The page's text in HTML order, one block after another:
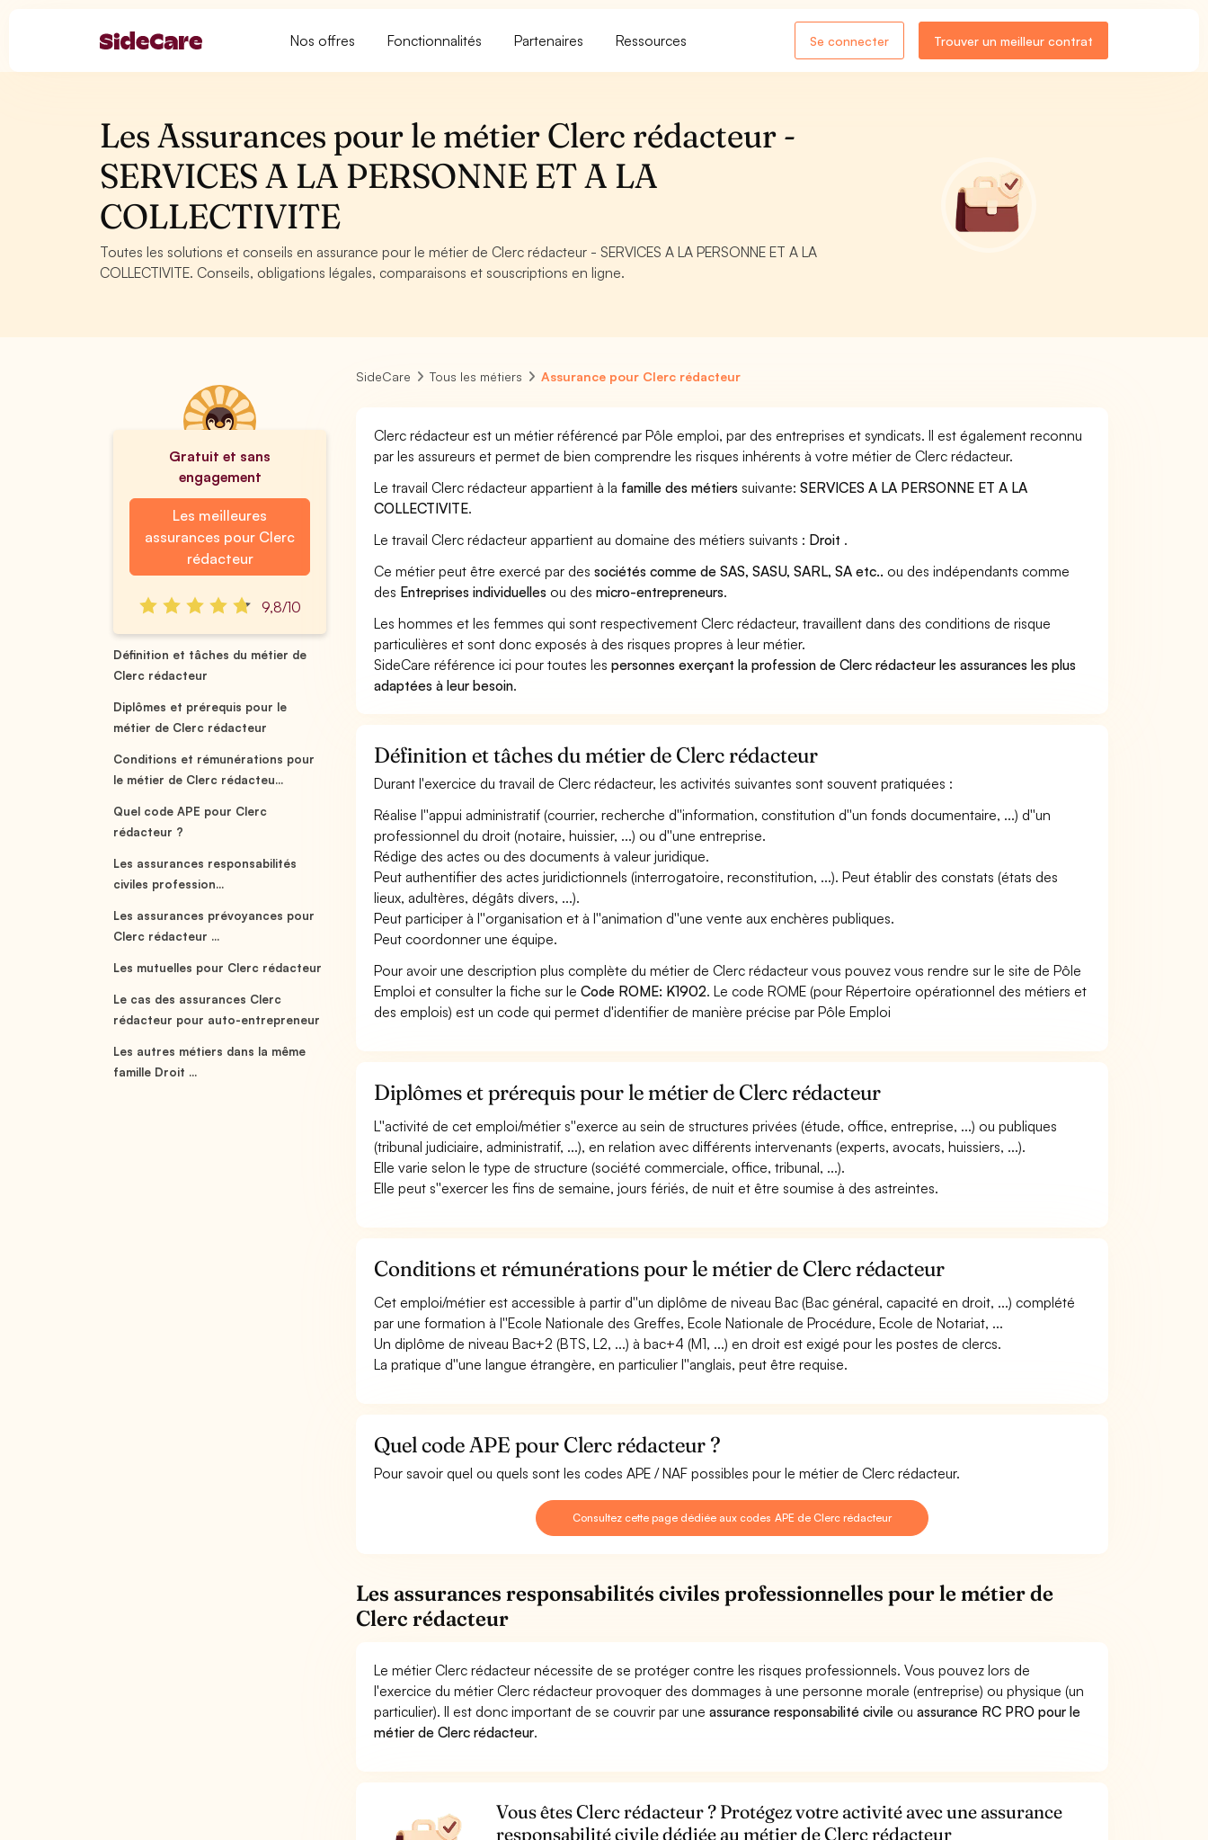
Nos offres Fonctionnalités Partenaires Ressources Se connecter Trouver un meilleur contrat
Les Assurances pour le métier Clerc rédacteur -
SERVICES A LA PERSONNE ET A LA
COLLECTIVITE
Toutes les solutions et conseils en assurance pour le métier de Clerc rédacteur - SERVICES A LA PERSONNE ET A LA
COLLECTIVITE. Conseils, obligations légales, comparaisons et souscriptions en ligne.
Gratuit et sans
engagement
Les meilleures
assurances pour Clerc
rédacteur
9,8/10
Définition et tâches du métier de
Clerc rédacteur
Diplômes et prérequis pour le
métier de Clerc rédacteur
Conditions et rémunérations pour
le métier de Clerc rédacteu...
Quel code APE pour Clerc
rédacteur ?
Les assurances responsabilités
civiles profession...
Les assurances prévoyances pour
Clerc rédacteur ...
Les mutuelles pour Clerc rédacteur
Le cas des assurances Clerc
rédacteur pour auto-entrepreneur
Les autres métiers dans la même
famille Droit ...
SideCare Tous les métiers Assurance pour Clerc rédacteur
Clerc rédacteur est un métier référencé par Pôle emploi, par des entreprises et syndicats. Il est également reconnu
par les assureurs et permet de bien comprendre les risques inhérents à votre métier de Clerc rédacteur.
Le travail Clerc rédacteur appartient à la famille des métiers suivante:SERVICES A LA PERSONNE ET A LA
COLLECTIVITE.
Le travail Clerc rédacteur appartient au domaine des métiers suivants : Droit .
Ce métier peut être exercé par dessociétés comme de SAS, SASU, SARL, SA etc.. ou des indépendants comme
des Entreprises individuelles ou desmicro-entrepreneurs.
Les hommes et les femmes qui sont respectivement Clerc rédacteur, travaillent dans des conditions de risque
particulières et sont donc exposés à des risques propres à leur métier.
SideCare référence ici pour toutes lespersonnes exerçant la profession de Clerc rédacteur les assurances les plus
adaptées à leur besoin.
Définition et tâches du métier de Clerc rédacteur
Durant l'exercice du travail de Clerc rédacteur, les activités suivantes sont souvent pratiquées :
Réalise l''appui administratif (courrier, recherche d''information, constitution d''un fonds documentaire, ...) d''un
professionnel du droit (notaire, huissier, ...) ou d''une entreprise.
Rédige des actes ou des documents à valeur juridique.
Peut authentifier des actes juridictionnels (interrogatoire, reconstitution, ...). Peut établir des constats (états des
lieux, adultères, dégâts divers, ...).
Peut participer à l''organisation et à l''animation d''une vente aux enchères publiques.
Peut coordonner une équipe.
Pour avoir une description plus complète du métier de Clerc rédacteur vous pouvez vous rendre sur le site de Pôle
Emploi et consulter la fiche sur leCode ROME: K1902. Le code ROME (pour Répertoire opérationnel des métiers et
des emplois) est un code qui permet d'identifier de manière précise par Pôle Emploi
Diplômes et prérequis pour le métier de Clerc rédacteur
L''activité de cet emploi/métier s''exerce au sein de structures privées (étude, office, entreprise, ...) ou publiques
(tribunal judiciaire, administratif, ...), en relation avec différents intervenants (experts, avocats, huissiers, ...).
Elle varie selon le type de structure (société commerciale, office, tribunal, ...).
Elle peut s''exercer les fins de semaine, jours fériés, de nuit et être soumise à des astreintes.
Conditions et rémunérations pour le métier de Clerc rédacteur
Cet emploi/métier est accessible à partir d''un diplôme de niveau Bac (Bac général, capacité en droit, ...) complété
par une formation à l''Ecole Nationale des Greffes, Ecole Nationale de Procédure, Ecole de Notariat, ...
Un diplôme de niveau Bac+2 (BTS, L2, ...) à bac+4 (M1, ...) en droit est exigé pour les postes de clercs.
La pratique d''une langue étrangère, en particulier l''anglais, peut être requise.
Quel code APE pour Clerc rédacteur ?
Pour savoir quel ou quels sont les codes APE / NAF possibles pour le métier de Clerc rédacteur.
Consultez cette page dédiée aux codes APE de Clerc rédacteur
Les assurances responsabilités civiles professionnelles pour le métier de
Clerc rédacteur
Le métier Clerc rédacteur nécessite de se protéger contre les risques professionnels. Vous pouvez lors de
l'exercice du métier Clerc rédacteur provoquer des dommages à une personne morale (entreprise) ou physique (un
particulier). Il est donc important de se couvrir par uneassurance responsabilité civile ouassurance RC PRO pour le
métier de Clerc rédacteur.
Vous êtes Clerc rédacteur ? Protégez votre activité avec une assurance
responsabilité civile dédiée au métier de Clerc rédacteur